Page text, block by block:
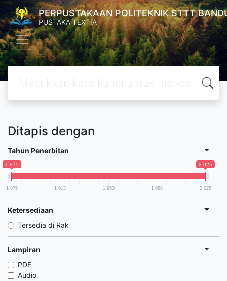
PERPUSTAKAAN POLITEKNIK STTT
PUSTAKA TEXTIA
Ditapis dengan
Tahun Penerbitan
1 875 2 025
1 875 1 913 1 950 1 988 2 025
Ketersediaan
Tersedia di Rak
Lampiran
PDF
Audio